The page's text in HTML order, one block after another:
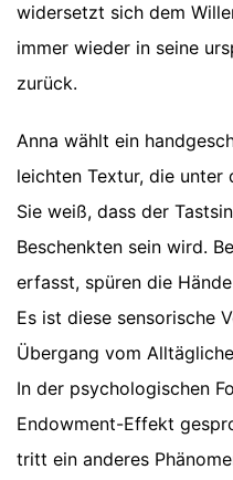
widersetzt sich dem
immer wieder in seine
zurück.
Anna wählt ein
leichten Textur, die
Sie weiß, dass der
Beschenkten sein wird.
erfasst, spüren die
Es ist diese sensorische
Übergang vom
In der psychologischen
Endowment-Effekt
tritt ein anderes